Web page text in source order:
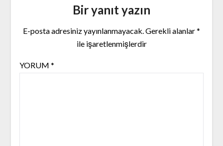
Bir yanıt yazın
E-posta adresiniz yayınlanmayacak.Gerekli alanlar*
ile işaretlenmişlerdir
YORUM *